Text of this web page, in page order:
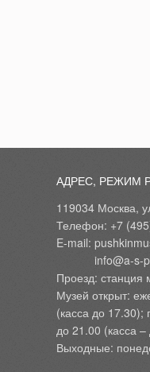
АДРЕС, РЕЖИМ
119034 Москва,
Телефон: +7
E-mail:
Проезд: станция
Музей открыт:
(касса до 17.30);
до 21.00 (касса
Выходные: